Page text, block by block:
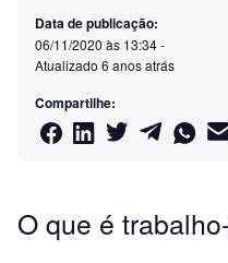
Data de publicação:
06/11/2020 às 13:34-
Atualizado 6 anos atrás
Compartilhe:
O que é